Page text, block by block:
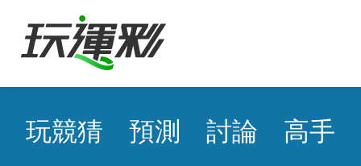
玩競猜 預測 討論 高手